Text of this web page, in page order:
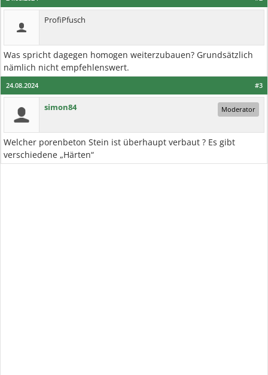
ProfiPfusch
Was spricht dagegen homogen weiterzubauen? Grundsätzlich
nämlich nicht empfehlenswert.
#3
24.08.2024
simon84 Moderator
Welcher porenbeton Stein ist überhaupt verbaut ? Es gibt
verschiedene „Härten“